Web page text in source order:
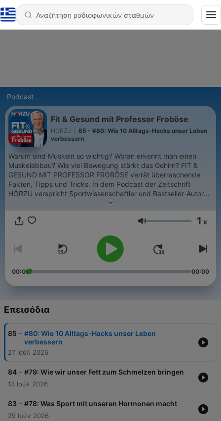
Podcast
Fit & Gesund mit Professor Froböse
HÖRZU
85 - #80: Wie 10 Alltags-Hacks unser Leben
verbessern
Warum sind Muskeln so wichtig? Woran erkennt man einen
Muskelabbau? Wie viel Bewegung stärkt das Gehirn? FIT &
GESUND MIT PROFESSOR FROBÖSE verrät überraschende
Fakten, Tipps und Tricks. In dem Podcast der Zeitschrift
HÖRZU verspricht Sportwissenschaftler und Bestseller-Autor
Prof. Ingo Froböse: „Wir schauen in den Körper hinein – und
Experte einfache Übungen für zwischendurch vor – damit jeder
Ένταση 1 x
00:00 00:00
Επεισόδια
85 - #80: Wie 10 Alltags-Hacks unser Leben
verbessern
27 Ιούλ 2026
84 - #79: Wie wir unser Fett zum Schmelzen bringen
13 Ιούλ 2026
83 - #78: Was Sport mit unseren Hormonen macht
29 Ιούν 2026